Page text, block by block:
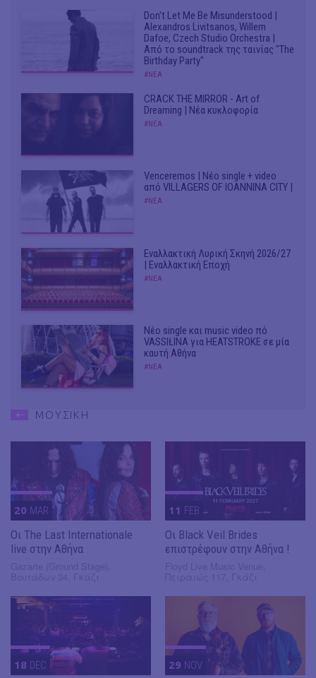
Don't Let Me Be Misunderstood |
Alexandros Livitsanos, Willem
Dafoe, Czech Studio Orchestra |
Από το soundtrack της ταινίας "The
Birthday Party"
#ΝΕΑ
CRACK THE MIRROR - Art of
Dreaming | Νέα κυκλοφορία
#ΝΕΑ
Venceremos | Νέο single + video
από VILLAGERS OF IOANNINA CITY |
#ΝΕΑ
Εναλλακτική Λυρική Σκηνή 2026/27
| Εναλλακτική Εποχή
#ΝΕΑ
Νέο single και music video πό
VASSIŁINA για HEATSTROKE σε μία
καυτή Αθήνα
#ΝΕΑ
ΜΟΥΣΙΚΗ
20 MAR
Οι The Last Internationale
live στην Αθήνα
11 FEB
Οι Black Veil Brides
επιστρέφουν στην Αθήνα !
18 DEC 29 NOV